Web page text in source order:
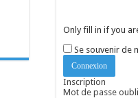
Only fill in if you
Se souvenir de
Inscription
Mot de passe